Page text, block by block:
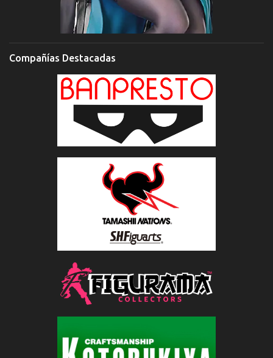
Compañías Destacadas